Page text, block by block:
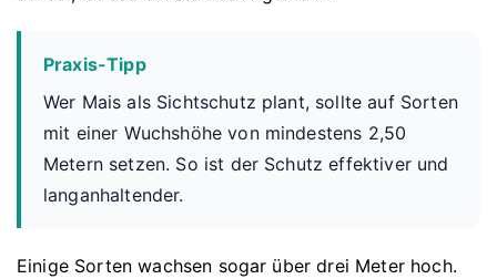
Praxis-Tipp
Wer Mais als Sichtschutz plant, sollte auf Sorten
mit einer Wuchshöhe von mindestens 2,50
Metern setzen. So ist der Schutz effektiver und
langanhaltender.
Einige Sorten wachsen sogar über drei Meter hoch.